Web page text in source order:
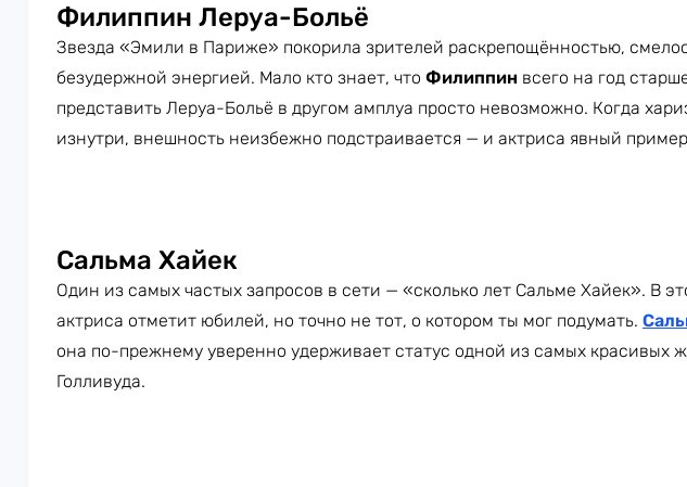
Филиппин Леруа-Больё
Звезда «Эмили в Париже» покорила зрителей раскрепощённостью,
безудержной энергией. Мало кто знает, что Филиппин всего на год
представить Леруа-Больё в другом амплуа просто невозможно. Когда
изнутри, внешность неизбежно подстраивается — и актриса явный
Сальма Хайек
Один из самых частых запросов в сети — «сколько лет Сальме Хайек». В
актриса отметит юбилей, но точно не тот, о котором ты мог подумать.
она по-прежнему уверенно удерживает статус одной из самых красивых
Голливуда.